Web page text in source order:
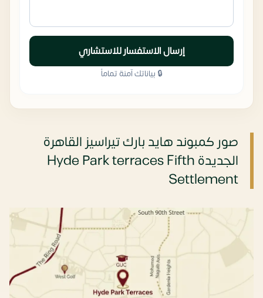
إرسال الاستفسار للاستشاري
🔒 بياناتك آمنة تماماً
صور كمبوند هايد بارك تيراسيز القاهرة
الجديدة Hyde Park terraces Fifth
Settlement